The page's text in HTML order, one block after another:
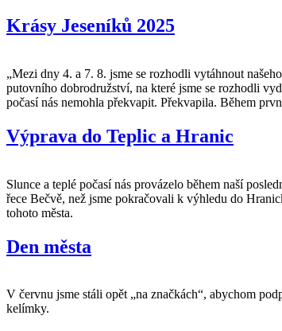
Krásy Jeseníků 2025
„Mezi dny 4. a 7. 8. jsme se rozhodli vytáhnout
putovního dobrodružství, na které jsme se rozhodli
počasí nás nemohla překvapit. Překvapila. Během
Výprava do Teplic a Hranic
Slunce a teplé počasí nás provázelo během naší
řece Bečvě, než jsme pokračovali k výhledu do
tohoto města.
Den města
V červnu jsme stáli opět „na značkách“, abychom
kelímky.